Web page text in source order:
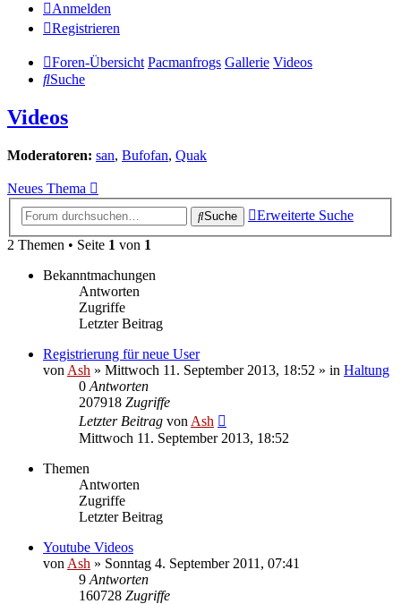
Anmelden
Registrieren
Foren-Übersicht Pacmanfrogs Gallerie Videos
Suche
Videos
Moderatoren: san, Bufofan, Quak
Neues Thema
Suche
Erweiterte Suche
2 Themen • Seite 1 von 1
Bekanntmachungen
Antworten
Zugriffe
Letzter Beitrag
Registrierung für neue User
von Ash » Mittwoch 11. September 2013, 18:52 » in Haltung
0 Antworten
207918 Zugriffe
Letzter Beitrag von Ash
Mittwoch 11. September 2013, 18:52
Themen
Antworten
Zugriffe
Letzter Beitrag
Youtube Videos
von Ash » Sonntag 4. September 2011, 07:41
9 Antworten
160728 Zugriffe